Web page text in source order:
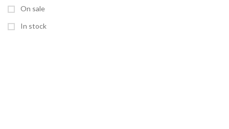
On sale
In stock